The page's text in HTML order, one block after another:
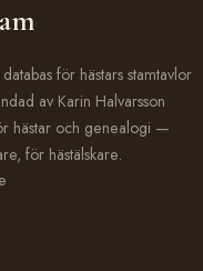
för hästars stamtavlor
av Karin Halvarsson
hästar och genealogi —
för hästälskare.